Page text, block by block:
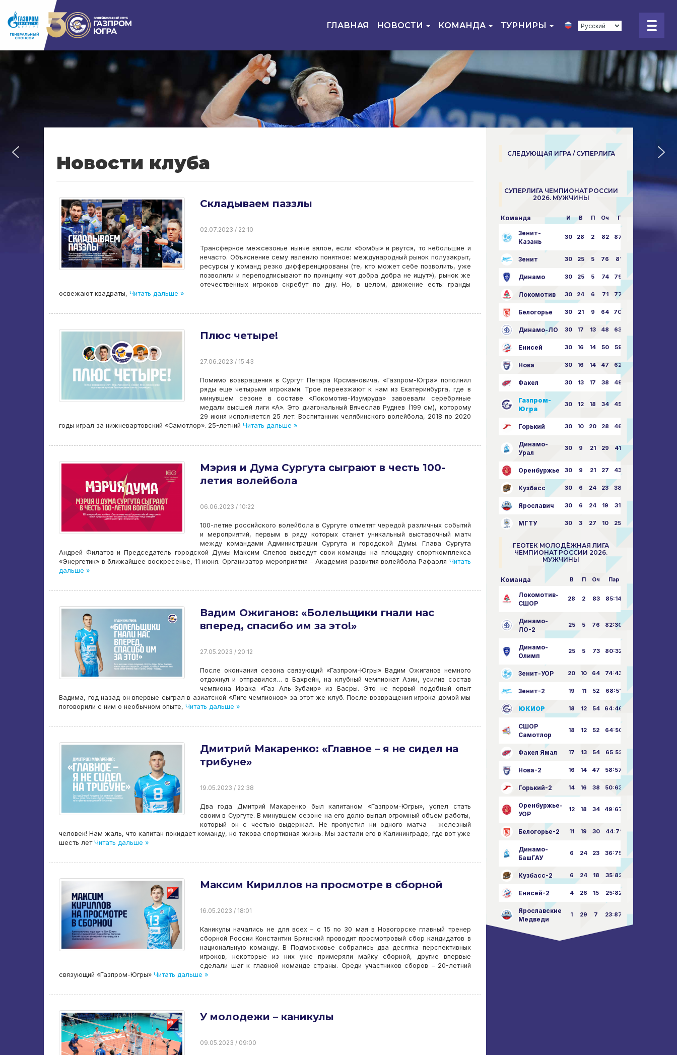
ГЛАВНАЯ НОВОСТИ КОМАНДА ТУРНИРЫ
Новости клуба
Складываем паззлы
02.07.2023 / 22:10
Трансферное межсезонье нынче вялое, если «бомбы» и рвутся, то небольшие и
нечасто. Объяснение сему явлению понятное: международный рынок полузакрыт,
ресурсы у команд резко дифференцированы (те, кто может себе позволить, уже
позволили и переподписывают по принципу «от добра добра не ищут»), рынок же
отечественных игроков скребут по дну. Но, в целом, движение есть: гранды
освежают квадраты, Читать дальше »
Плюс четыре!
27.06.2023 / 15:43
Помимо возвращения в Сургут Петара Крсмановича, «Газпром-Югра» пополнил
ряды еще четырьмя игроками. Трое переезжают к нам из Екатеринбурга, где в
минувшем сезоне в составе «Локомотив-Изумруда» завоевали серебряные
медали высшей лиги «А». Это диагональный Вячеслав Руднев (199 см), которому
29 июня исполняется 25 лет. Воспитанник челябинского волейбола, 2018 по 2020
годы играл за нижневартовский «Самотлор». 25-летний Читать дальше »
Мэрия и Дума Сургута сыграют в честь 100-
летия волейбола
06.06.2023 / 10:22
100-летие российского волейбола в Сургуте отметят чередой различных событий
и мероприятий, первым в ряду которых станет уникальный выставочный матч
между командами Администрации Сургута и городской Думы. Глава Сургута
Андрей Филатов и Председатель городской Думы Максим Слепов выведут свои команды на площадку спорткомплекса
«Энергетик» в ближайшее воскресенье, 11 июня. Организатор мероприятия – Академия развития волейбола Рафаэля Читать
дальше »
Вадим Ожиганов: «Болельщики гнали нас
вперед, спасибо им за это!»
27.05.2023 / 20:12
После окончания сезона связующий «Газпром-Югры» Вадим Ожиганов немного
отдохнул и отправился… в Бахрейн, на клубный чемпионат Азии, усилив состав
чемпиона Ирака «Газ Аль-Зубаир» из Басры. Это не первый подобный опыт
Вадима, год назад он впервые сыграл в азиатской «Лиге чемпионов» за этот же клуб. После возвращения игрока домой мы
поговорили с ним о необычном опыте, Читать дальше »
Дмитрий Макаренко: «Главное – я не сидел на
трибуне»
19.05.2023 / 22:38
Два года Дмитрий Макаренко был капитаном «Газпром-Югры», успел стать
своим в Сургуте. В минувшем сезоне на его долю выпал огромный объем работы,
который он с честью выдержал. Не пропустил ни одного матча – железный
человек! Нам жаль, что капитан покидает команду, но такова спортивная жизнь. Мы застали его в Калининграде, где вот уже
шесть летЧитать дальше »
Максим Кириллов на просмотре в сборной
16.05.2023 / 18:01
Каникулы начались не для всех – с 15 по 30 мая в Новогорске главный тренер
сборной России Константин Брянский проводит просмотровый сбор кандидатов в
национальную команду. В Подмосковье собрались два десятка перспективных
игроков, некоторые из них уже примеряли майку сборной, другие впервые
сделали шаг к главной команде страны. Среди участников сборов – 20-летний
связующий «Газпром-Югры» Читать дальше »
У молодежи – каникулы
09.05.2023 / 09:00
СЛЕДУЮЩАЯ ИГРА / СУПЕРЛИГА
СУПЕРЛИГА ЧЕМПИОНАТ РОССИИ
2026. МУЖЧИНЫ
Команда И В П Оч Пар
Зенит-
Казань
30 28 2 82 87:24
Зенит 30 25 5 76 81:21
Динамо 30 25 5 74 79:26
Локомотив 30 24 6 71 77:33
Белогорье 30 21 9 64 70:40
Динамо-ЛО 30 17 13 48 63:57
Енисей 30 16 14 50 59:53
Нова 30 16 14 47 62:58
Факел 30 13 17 38 49:62
Газпром-
Югра
30 12 18 34 45:63
Горький 30 10 20 28 46:73
Динамо-
Урал
30 9 21 29 41:70
Оренбуржье 30 9 21 27 43:73
Кузбасс 30 6 24 23 38:76
Ярославич 30 6 24 19 31:80
МГТУ 30 3 27 10 25:87
ГЕОТЕК МОЛОДЁЖНАЯ ЛИГА
ЧЕМПИОНАТ РОССИИ 2026.
МУЖЧИНЫ
Команда В П Оч Пар
Локомотив-
СШОР
28 2 83 85:14
Динамо-
ЛО-2
25 5 76 82:30
Динамо-
Олимп
25 5 73 80:32
Зенит-УОР 20 10 64 74:43
Зенит-2 19 11 52 68:51
ЮКИОР 18 12 54 64:46
СШОР
Самотлор
18 12 52 64:50
Факел Ямал 17 13 54 65:52
Нова-2 16 14 47 58:57
Горький-2 14 16 38 50:63
Оренбуржье-
УОР
12 18 34 49:67
Белогорье-2 11 19 30 44:71
Динамо-
БашГАУ
6 24 23 36:75
Кузбасс-2 6 24 18 35:82
Енисей-2 4 26 15 25:82
Ярославские
Медведи
1 29 7 23:87